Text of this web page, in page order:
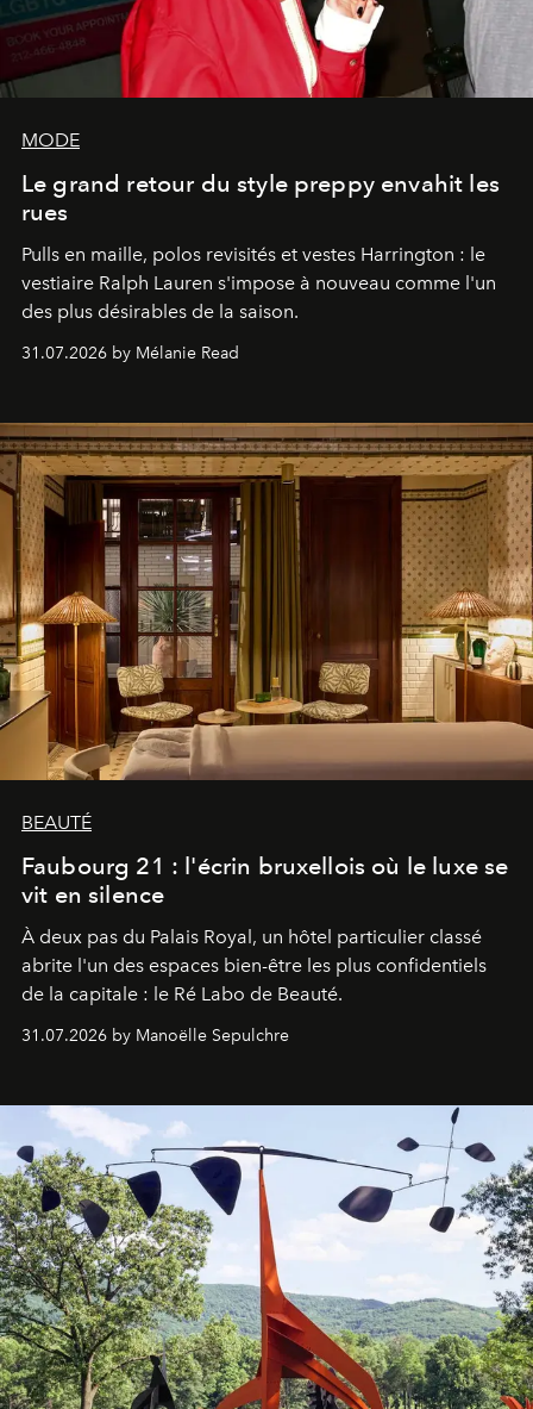
MODE
Le grand retour du style preppy envahit les
rues
Pulls en maille, polos revisités et vestes Harrington : le
vestiaire Ralph Lauren s'impose à nouveau comme l'un
des plus désirables de la saison.
31.07.2026 by Mélanie Read
BEAUTÉ
Faubourg 21 : l'écrin bruxellois où le luxe se
vit en silence
À deux pas du Palais Royal, un hôtel particulier classé
abrite l'un des espaces bien-être les plus confidentiels
de la capitale : le Ré Labo de Beauté.
31.07.2026 by Manoëlle Sepulchre